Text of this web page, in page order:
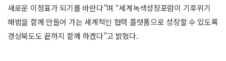
새로운 이정표가 되기를 바란다”며 “세계녹색성장포럼이 기후위기
해법을 함께 만들어 가는 세계적인 협력 플랫폼으로 성장할 수 있도록
경상북도도 끝까지 함께 하겠다”고 밝혔다.